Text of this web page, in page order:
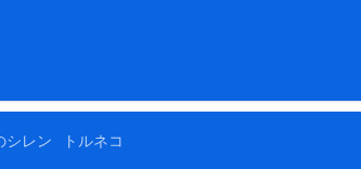
シレン トルネコ